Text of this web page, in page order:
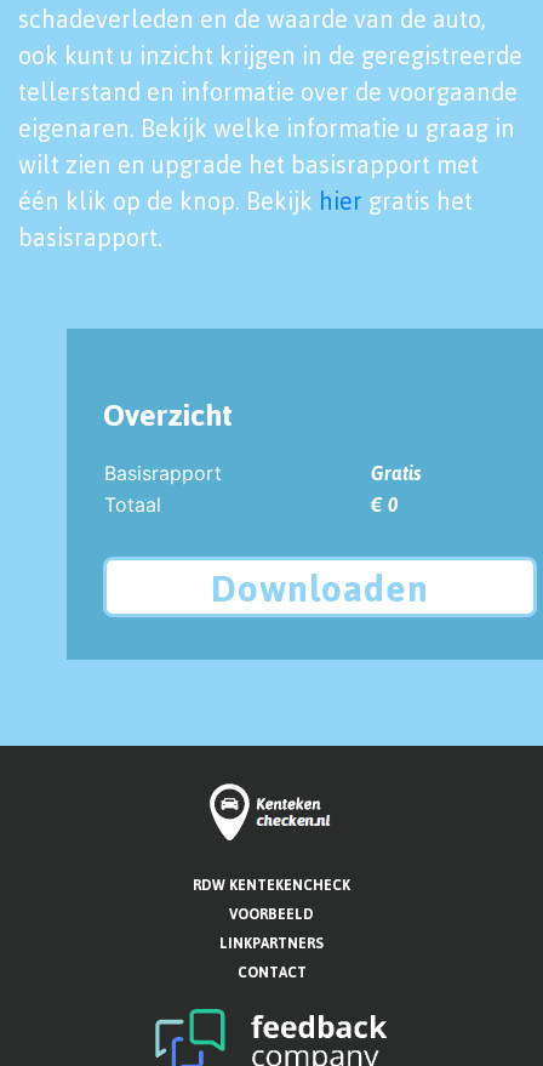
schadeverleden en de waarde van de auto,
ook kunt u inzicht krijgen in de geregistreerde
tellerstand en informatie over de voorgaande
eigenaren. Bekijk welke informatie u graag in
wilt zien en upgrade het basisrapport met
één klik op de knop. Bekijk hier gratis het
basisrapport.
Overzicht
Basisrapport
Gratis
Totaal
€ 0
Downloaden
RDW KENTEKENCHECK
VOORBEELD
LINKPARTNERS
CONTACT